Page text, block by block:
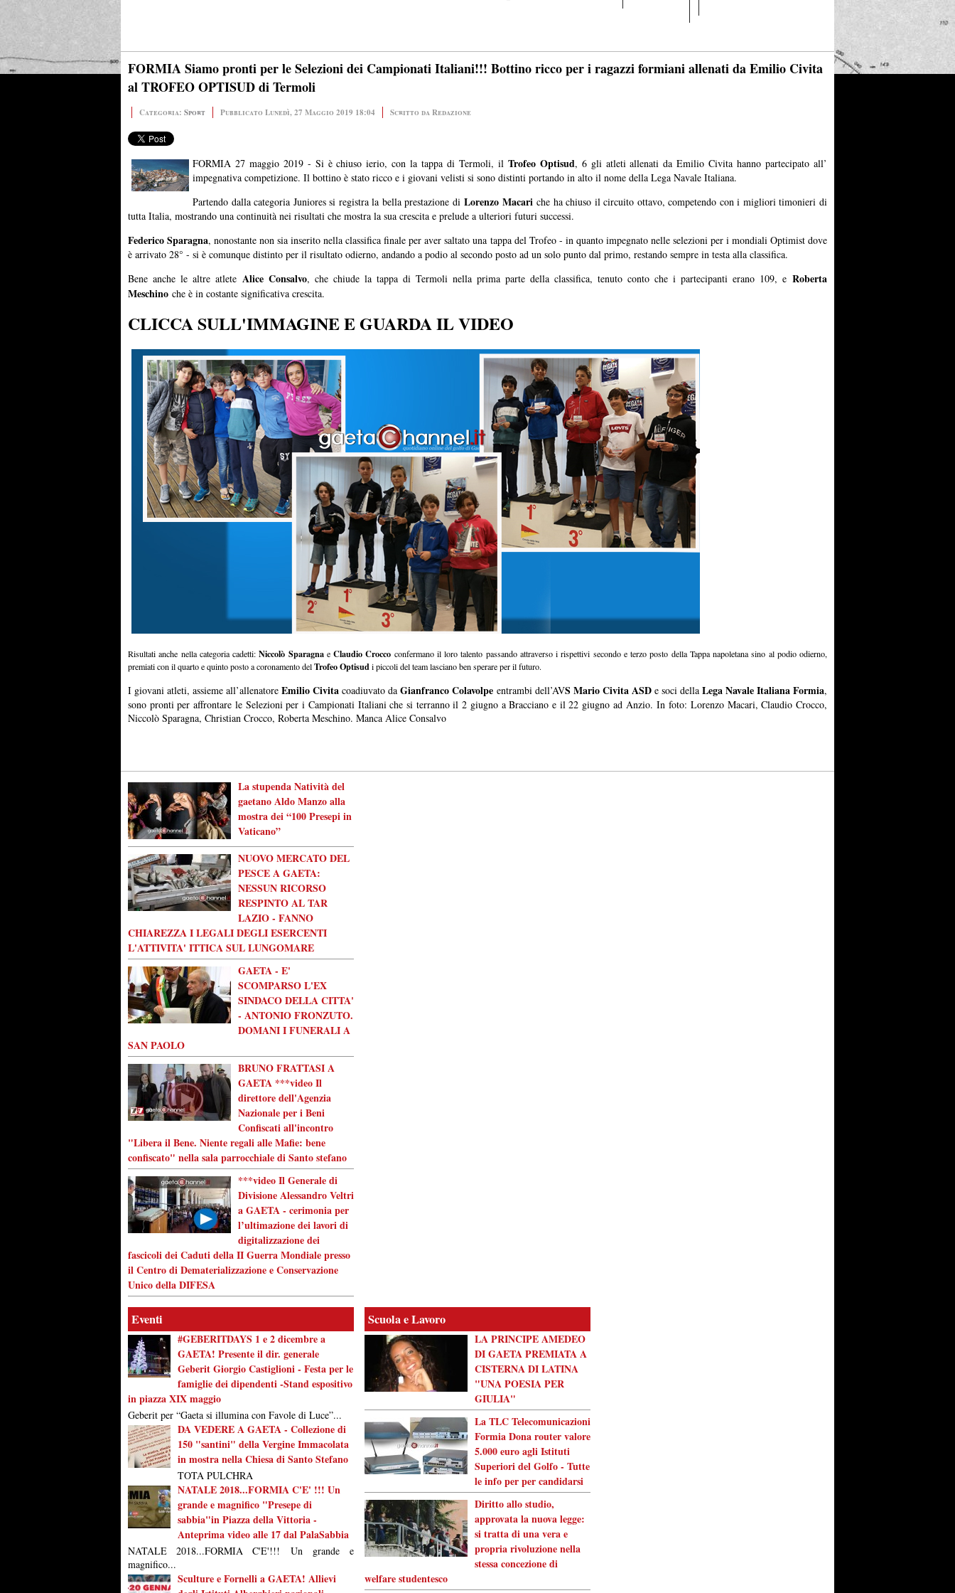
FORMIA Siamo pronti per le Selezioni dei Campionati Italiani!!! Bottino ricco per i ragazzi formiani allenati da Emilio Civita
al TROFEO OPTISUD di Termoli
Categoria: Sport Pubblicato Lunedì, 27 Maggio 2019 18:04 Scritto da Redazione
FORMIA 27 maggio 2019 - Si è chiuso ierio, con la tappa di Termoli, il Trofeo Optisud, 6 gli atleti allenati da Emilio Civita hanno partecipato all’
impegnativa competizione. Il bottino è stato ricco e i giovani velisti si sono distinti portando in alto il nome della Lega Navale Italiana.
Partendo dalla categoria Juniores si registra la bella prestazione diLorenzo Macariche ha chiuso il circuito ottavo, competendo con i migliori timonieri di
tutta Italia, mostrando una continuità nei risultati che mostra la sua crescita e prelude a ulteriori futuri successi.
Federico Sparagna, nonostante non sia inserito nella classifica finale per aver saltato una tappa del Trofeo - in quanto impegnato nelle selezioni per i mondiali Optimist dove
è arrivato 28° - si è comunque distinto per il risultato odierno, andando a podio al secondo posto ad un solo punto dal primo, restando sempre in testa alla classifica.
Bene anche le altre atlete Alice Consalvo, che chiude la tappa di Termoli nella prima parte della classifica, tenuto conto che i partecipanti erano 109, e Roberta
Meschino che è in costante significativa crescita.
CLICCA SULL'IMMAGINE E GUARDA IL VIDEO
Risultati anche nella categoria cadetti:Niccolò Sparagnae Claudio Crocco confermano il loro talento passando attraverso i rispettivi secondo e terzo posto della Tappa napoletana sino al podio odierno,
premiati con il quarto e quinto posto a coronamento delTrofeo Optisudi piccoli del team lasciano ben sperare per il futuro.
I giovani atleti, assieme all’allenatoreEmilio Civita coadiuvato daGianfranco Colavolpe entrambi dell’AVS Mario Civita ASDe soci della Lega Navale Italiana Formia,
sono pronti per affrontare le Selezioni per i Campionati Italiani che si terranno il 2 giugno a Bracciano e il 22 giugno ad Anzio. In foto: Lorenzo Macari, Claudio Crocco,
Niccolò Sparagna, Christian Crocco, Roberta Meschino. Manca Alice Consalvo
La stupenda Natività del
gaetano Aldo Manzo alla
mostra dei “100 Presepi in
Vaticano”
NUOVO MERCATO DEL
PESCE A GAETA:
NESSUN RICORSO
RESPINTO AL TAR
LAZIO - FANNO
CHIAREZZA I LEGALI DEGLI ESERCENTI
L'ATTIVITA' ITTICA SUL LUNGOMARE
GAETA - E'
SCOMPARSO L'EX
SINDACO DELLA CITTA'
- ANTONIO FRONZUTO.
DOMANI I FUNERALI A
SAN PAOLO
BRUNO FRATTASI A
GAETA ***video Il
direttore dell'Agenzia
Nazionale per i Beni
Confiscati all'incontro
"Libera il Bene. Niente regali alle Mafie: bene
confiscato" nella sala parrocchiale di Santo stefano
***video Il Generale di
Divisione Alessandro Veltri
a GAETA - cerimonia per
l’ultimazione dei lavori di
digitalizzazione dei
fascicoli dei Caduti della II Guerra Mondiale presso
il Centro di Dematerializzazione e Conservazione
Unico della DIFESA
Eventi
#GEBERITDAYS 1 e 2 dicembre a
GAETA! Presente il dir. generale
Geberit Giorgio Castiglioni - Festa per le
famiglie dei dipendenti -Stand espositivo
in piazza XIX maggio
Geberit per “Gaeta si illumina con Favole di Luce”...
DA VEDERE A GAETA - Collezione di
150 "santini" della Vergine Immacolata
in mostra nella Chiesa di Santo Stefano
TOTA PULCHRA
NATALE 2018...FORMIA C'E' !!! Un
grande e magnifico "Presepe di
sabbia"in Piazza della Vittoria -
Anteprima video alle 17 dal PalaSabbia
NATALE 2018...FORMIA C'E'!!! Un grande e
magnifico...
Sculture e Fornelli a GAETA! Allievi
Scuola e Lavoro
LA PRINCIPE AMEDEO
DI GAETA PREMIATA A
CISTERNA DI LATINA
"UNA POESIA PER
GIULIA"
La TLC Telecomunicazioni
Formia Dona router valore
5.000 euro agli Istituti
Superiori del Golfo - Tutte
le info per per candidarsi
Diritto allo studio,
approvata la nuova legge:
si tratta di una vera e
propria rivoluzione nella
stessa concezione di
welfare studentesco